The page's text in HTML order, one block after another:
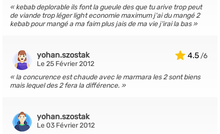
kebab deplorable ils font la gueule des que tu arive trop peut
de viande trop léger light economie maximum j'ai du mangé 2
kebab pour mangé a ma faim plus jais de ma vie j'irai la bas
4.5
yohan.szostak
Le 25 Février 2012
la concurence est chaude avec le marmara les 2 sont biens
mais lequel des 2 fera la différence.
yohan.szostak
Le 03 Février 2012